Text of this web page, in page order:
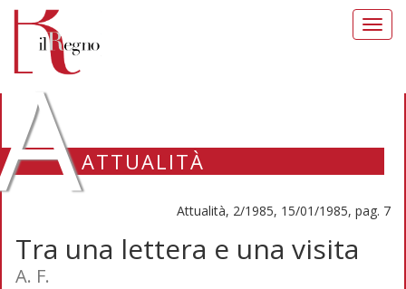
ATTUALITÀ
Attualità, 2/1985, 15/01/1985, pag. 7
Tra una lettera e una visita
A. F.